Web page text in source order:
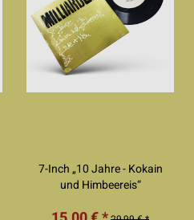
7-Inch „10 Jahre - Kokain
und Himbeereis“